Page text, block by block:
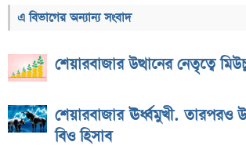
এ বিভাগের অন্যান্য সংবাদ
শেয়ারবাজার উত্থানের নেতৃত্বে
শেয়ারবাজার ঊর্ধ্বমুখী. তারপরও
বিও হিসাব